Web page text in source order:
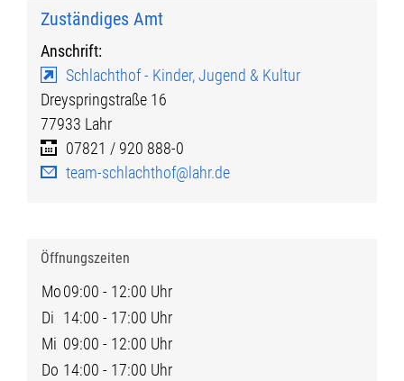
Zuständiges Amt
Anschrift:
Schlachthof - Kinder, Jugend & Kultur
Dreyspringstraße 16
77933 Lahr
07821 / 920 888-0
team-schlachthof@lahr.de
Öffnungszeiten
Mo09:00 - 12:00 Uhr
Di 14:00 - 17:00 Uhr
Mi 09:00 - 12:00 Uhr
Do 14:00 - 17:00 Uhr